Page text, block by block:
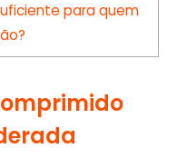
para quem